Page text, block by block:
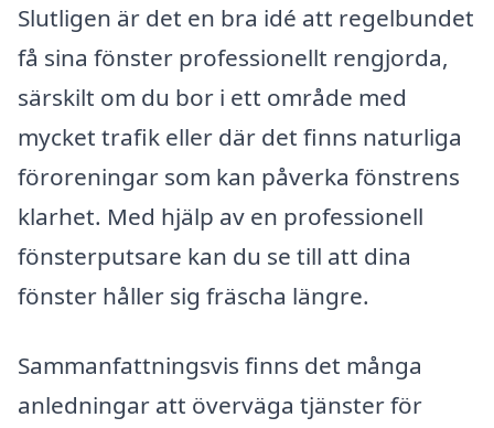
Slutligen är det en bra idé att regelbundet
få sina fönster professionellt rengjorda,
särskilt om du bor i ett område med
mycket trafik eller där det finns naturliga
föroreningar som kan påverka fönstrens
klarhet. Med hjälp av en professionell
fönsterputsare kan du se till att dina
fönster håller sig fräscha längre.
Sammanfattningsvis finns det många
anledningar att överväga tjänster för